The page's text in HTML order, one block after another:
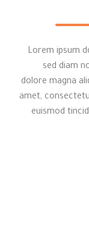
Lorem ipsum
sed diam
dolore magna
amet,
euismod